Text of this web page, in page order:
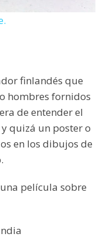
finlandés que
hombres fornidos
de entender el
quizá un poster o
en los dibujos de
película sobre